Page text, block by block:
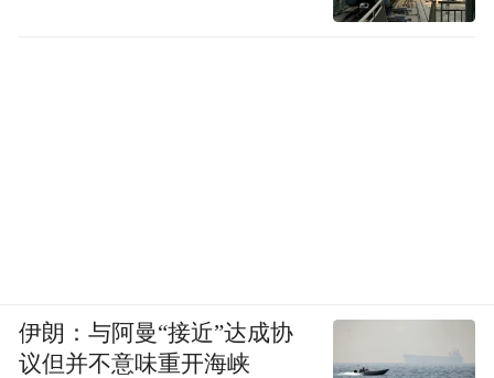
伊朗：与阿曼“接近”达成协
议但并不意味重开海峡